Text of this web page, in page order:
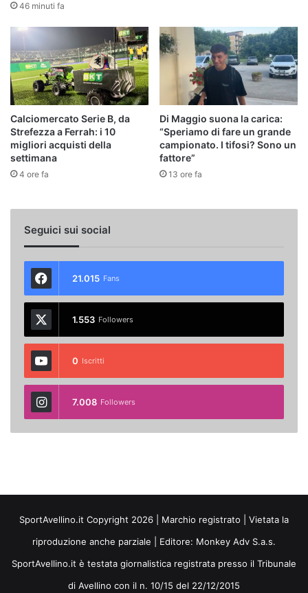
46 minuti fa
Calciomercato Serie B, da
Strefezza a Ferrah: i 10
migliori acquisti della
settimana
4 ore fa
Di Maggio suona la carica:
“Speriamo di fare un grande
campionato. I tifosi? Sono un
fattore”
13 ore fa
Seguici sui social
21.015 Fans
1.553 Followers
0 Iscritti
7.008 Followers
SportAvellino.it Copyright 2026 | Marchio registrato | Vietata la
riproduzione anche parziale | Editore: Monkey Adv S.a.s.
SportAvellino.it è testata giornalistica registrata presso il Tribunale
di Avellino con il n. 10/15 del 22/12/2015